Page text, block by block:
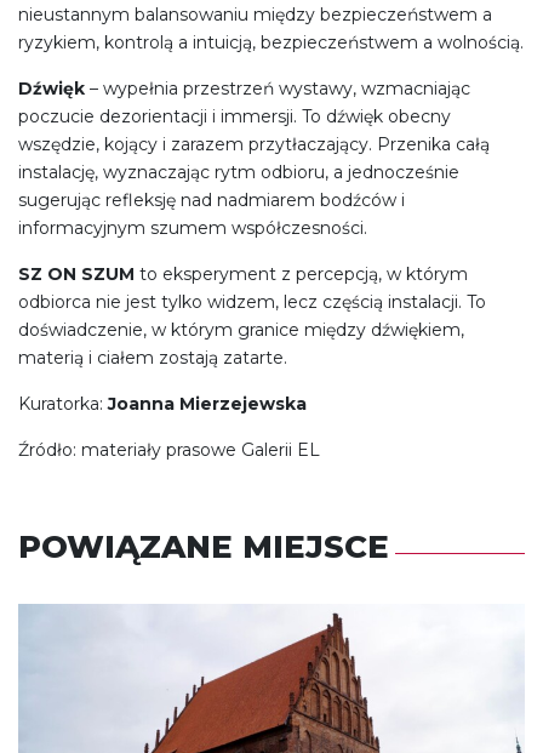
nieustannym balansowaniu między bezpieczeństwem a
ryzykiem, kontrolą a intuicją, bezpieczeństwem a wolnością.
Dźwięk – wypełnia przestrzeń wystawy, wzmacniając
poczucie dezorientacji i immersji. To dźwięk obecny
wszędzie, kojący i zarazem przytłaczający. Przenika całą
instalację, wyznaczając rytm odbioru, a jednocześnie
sugerując refleksję nad nadmiarem bodźców i
informacyjnym szumem współczesności.
SZ ON SZUM to eksperyment z percepcją, w którym
odbiorca nie jest tylko widzem, lecz częścią instalacji. To
doświadczenie, w którym granice między dźwiękiem,
materią i ciałem zostają zatarte.
Kuratorka:Joanna Mierzejewska
Źródło: materiały prasowe Galerii EL
POWIĄZANE MIEJSCE